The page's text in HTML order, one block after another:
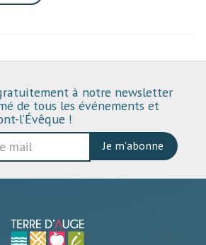
à notre newsletter
de tous les événements et
l’Évêque !
Je m'abonne